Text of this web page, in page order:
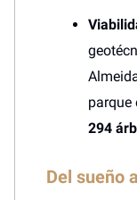
parque
294
Del sueño